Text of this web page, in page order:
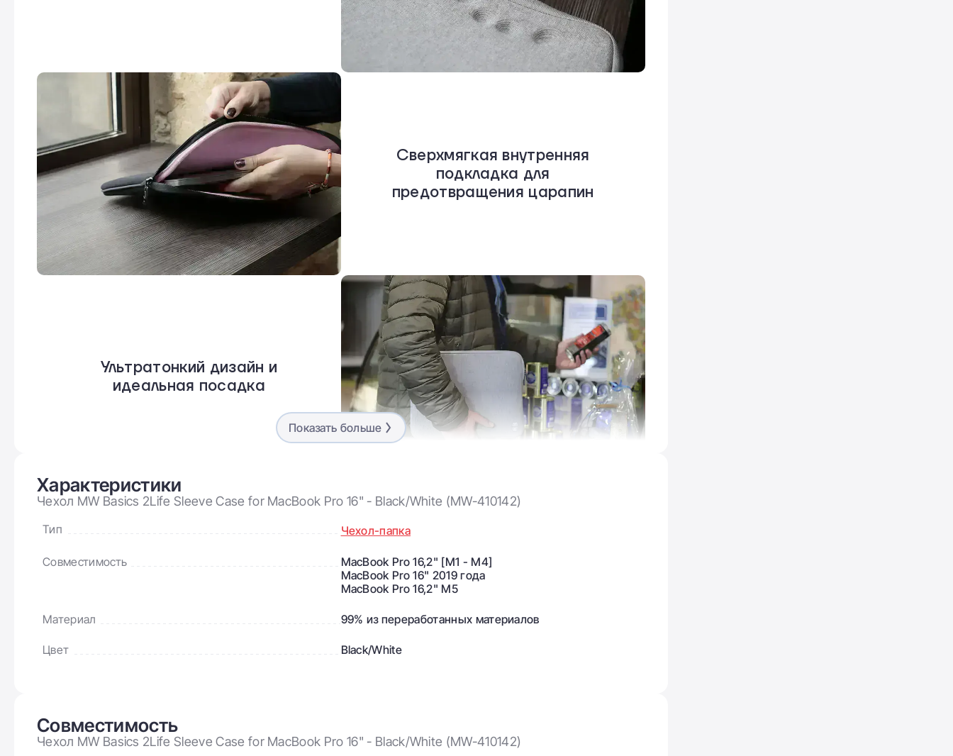
Сверхмягкая внутренняя
подкладка для
предотвращения царапин
Ультратонкий дизайн и
идеальная посадка
переработанных материалов
Где выгодно купить чехол MW Basic Sleeve Case?
Показать больше
Характеристики
Чехол MW Basics 2Life Sleeve Case for MacBook Pro 16" - Black/White (MW-410142)
Тип Чехол-папка
Совместимость
MacBook Pro 16,2" [M1 - M4]
MacBook Pro 16" 2019 года
MacBook Pro 16,2" M5
Материал 99% из переработанных материалов
Цвет Black/White
Совместимость
Чехол MW Basics 2Life Sleeve Case for MacBook Pro 16" - Black/White (MW-410142)